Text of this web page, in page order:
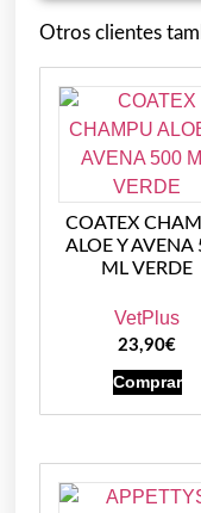
Otros clientes
COATEX
ALOE Y AVENA
ML VERDE
VetPlus
23,90€
Comprar